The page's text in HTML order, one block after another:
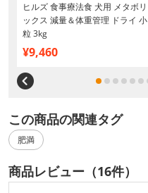
ヒルズ 食事療法食 犬用 メタボリ
ックス 減量＆体重管理 ドライ 小
粒 3kg
¥9,460
この商品の関連タグ
肥満
商品レビュー（16件）